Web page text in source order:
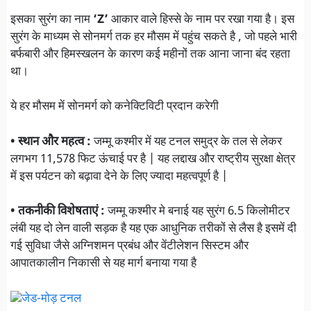
इसका सुरंग का नाम ‘Z’ आकार वाले हिस्से के नाम पर रखा गया है। इस
सुरंग के माध्यम से सोनमर्ग तक हर मौसम में पहुंच सकते है , जो पहले भारी
बर्फबारी और हिमस्खलन के कारण कई महीनों तक आना जाना बंद रहता
था।
ये हर मौसम में सोनमर्ग को कनेक्टिविटी प्रदान करेगी
• स्थान और महत्व :जम्मू कश्मीर में यह टनल समुद्र के तल से लेकर
लगभग 11,578 फिट ऊंचाई पर है | यह लद्दाख और राष्ट्रीय सुरक्षा क्षेत्र
में इस पर्यटन को बढ़ावा देने के लिए ज्यादा महत्वपूर्ण है |
• तकनीकी विशेषताएं :जम्मू कश्मीर मे बनाई यह सुरंग 6.5 किलोमीटर
लंबी यह दो लेन वाली सड़क है यह एक आधुनिक तरीकों से लैस है इसमें दी
गई सुविधा जैसे अग्निशमन प्रबंध और वेंटीलेशन सिस्टम और
आपातकालीन निकासी से यह मार्ग बनाया गया है